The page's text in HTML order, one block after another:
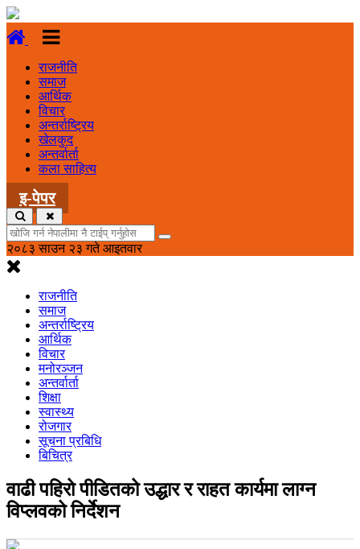
राजनीति
समाज
आर्थिक
विचार
अन्तर्राष्ट्रिय
खेलकुद
अन्तर्वार्ता
कला साहित्य
इ-पेपर
२०८३ साउन २३ गते आइतवार
राजनीति
समाज
अन्तर्राष्ट्रिय
आर्थिक
विचार
मनोरञ्जन
अन्तर्वार्ता
शिक्षा
स्वास्थ्य
रोजगार
सूचना प्रबिधि
बिचित्र
वाढी पहिरो पीडितको उद्धार र राहत कार्यमा लाग्न
विप्लवको निर्देशन